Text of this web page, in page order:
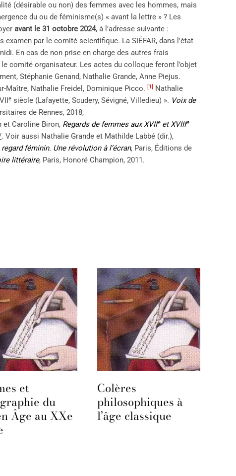
(désirable ou non) des femmes avec les hommes, mais
du ou de féminisme(s) « avant la lettre » ? Les
avant le 31 octobre 2024, à l’adresse suivante :
examen par le comité scientifique. La SIÉFAR, dans l’état
En cas de non prise en charge des autres frais
comité organisateur. Les actes du colloque feront l’objet
Stéphanie Genand, Nathalie Grande, Anne Piejus.
Maître, Nathalie Freidel, Dominique Picco. [1]
Nathalie
e siècle (Lafayette, Scudery, Sévigné, Villedieu) ». Voix de
de Rennes, 2018,
et Caroline Biron, Regards de femmes aux XVIIeet XVIIIe
. Voir aussi Nathalie Grande et Mathilde Labbé (dir.),
regard féminin. Une révolution à l’écran, Paris, Éditions de
littéraire, Paris, Honoré Champion, 2011.
Genders and
Sexualities in the
Early Modern
à